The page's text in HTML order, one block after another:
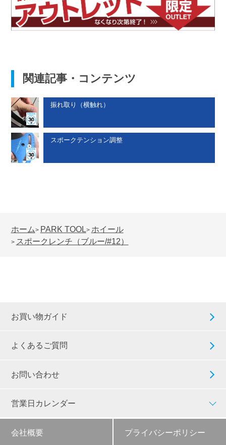
関連記事・コンテンツ
振れ取り（横触れ）
スポークテンション調整
ホーム> PARK TOOL > ホイール
> スポークレンチ（ブルー/#12）
お買い物ガイド
よくあるご質問
お問い合わせ
営業日カレンダー
会社概要 プライバシーポリシー